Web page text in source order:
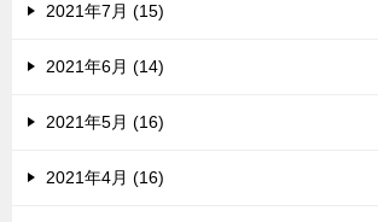
2021年7月 (15)
2021年6月 (14)
2021年5月 (16)
2021年4月 (16)